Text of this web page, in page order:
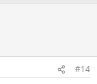
#14